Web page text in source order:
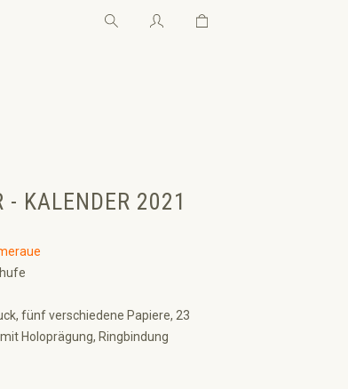
Warenkorb enthält 0
- KALENDER 2021
fünf verschiedene Papiere, 23
Holoprägung, Ringbindung